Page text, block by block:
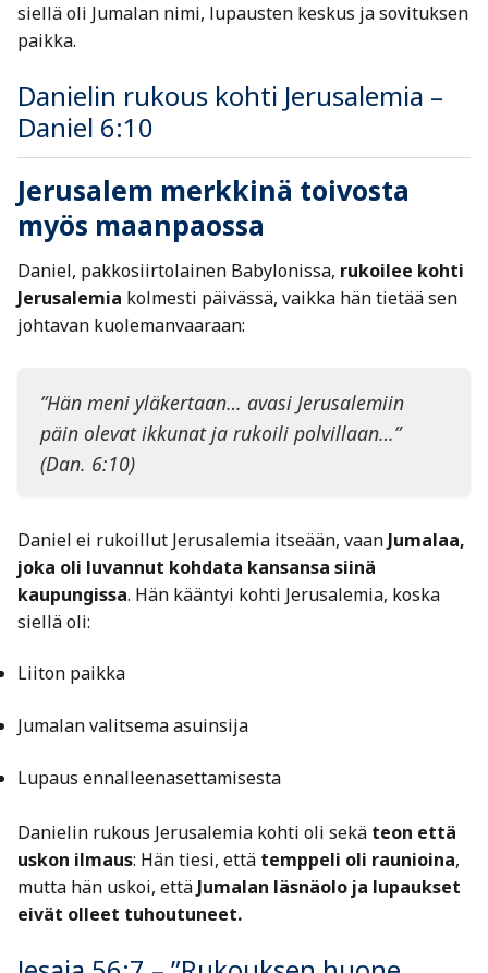
siellä oli Jumalan nimi, lupausten keskus ja sovituksen
paikka.
Danielin rukous kohti Jerusalemia –
Daniel 6:10
Jerusalem merkkinä toivosta
myös maanpaossa
Daniel, pakkosiirtolainen Babylonissa, rukoilee kohti
Jerusalemia kolmesti päivässä, vaikka hän tietää sen
johtavan kuolemanvaaraan:
”Hän meni yläkertaan… avasi Jerusalemiin
päin olevat ikkunat ja rukoili polvillaan…”
(Dan. 6:10)
Daniel ei rukoillut Jerusalemia itseään, vaan Jumalaa,
joka oli luvannut kohdata kansansa siinä
kaupungissa. Hän kääntyi kohti Jerusalemia, koska
siellä oli:
Liiton paikka
Jumalan valitsema asuinsija
Lupaus ennalleenasettamisesta
Danielin rukous Jerusalemia kohti oli sekä teon että
uskon ilmaus: Hän tiesi, että temppeli oli raunioina,
mutta hän uskoi, ettäJumalan läsnäolo ja lupaukset
eivät olleet tuhoutuneet.